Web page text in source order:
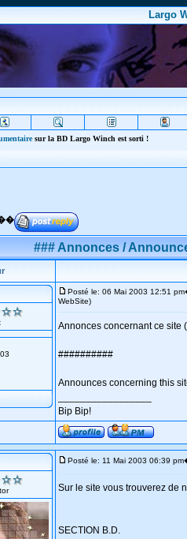
Largo
sur la BD Largo Winch est sorti !
### Annonces /
Posté le: 06 Mai 2003 12:51 pm
WebSite)
Annonces concernant ce site
##########
Announces concerning this
Bip Bip!
Posté le: 11 Mai 2003 06:39 pm
Sur le site vous trouverez de
SECTION B.D.